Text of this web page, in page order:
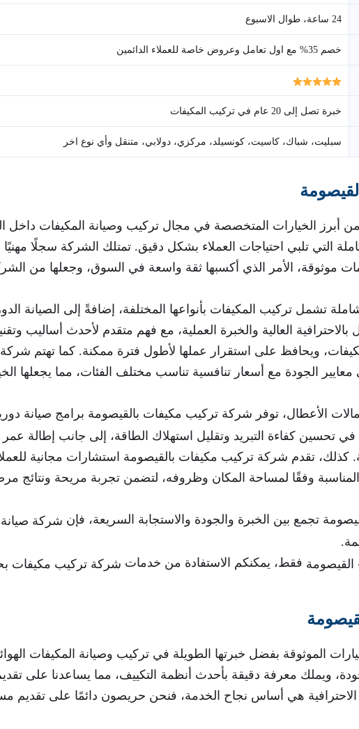
24 ساعة، طوال الاسبوع
خصم 35% مع اول تعامل وعروض خاصة للعملاء الدائمين
خبرة تصل إلى 20 عام في تركيب المكيفات
سبليت، شباك، كاسيت، كونسيلد، مركزي، دولابي، متنقل وأي نوع اخر
أبرز الخيارات المتخصصة في مجال تركيب وصيانة المكيفات داخل
التي تلبي احتياجات العملاء بشكل دقيق. تمتلك الشركة سجلًا
موثوقة، الأمر الذي أكسبها ثقة واسعة في السوق، وجعلها من
تشمل تركيب المكيفات بأنواعها المختلفة، إضافةً إلى الصيانة
العالية والخبرة العملية، مع فهم متقدم لأحدث أساليب
ويحافظ على استقرار عملها لأطول فترة ممكنة. كما تهتم
الجودة مع أسعار تنافسية تناسب مختلف الفئات، مما يجعلها
الأعطال، توفر شركة تركيب مكيفات بالقيصومة برامج صيانة
تحسين كفاءة التبريد وتقليل استهلاك الطاقة، إلى جانب إطالة عمر
كذلك، تقدم شركة تركيب مكيفات بالقيصومة استشارات مجانية
وفقًا لمساحة المكان وظروفه، لتضمن تجربة مريحة ونتائج
تجمع بين الخبرة والجودة والاستجابة السريعة، فإن شركة صيانة VIP
القيصومة فقط، يمكنكم الاستفادة من خدمات شركة تركيب مكيفات
الموثوقة بفضل خبرتها الطويلة في تركيب وصيانة المكيفات
ويملك معرفة دقيقة بأحدث أنظمة التكييف، مما يساعدنا على
الاحترافية هي أساس نجاح الخدمة، فنحن حريصون دائمًا على تقديم